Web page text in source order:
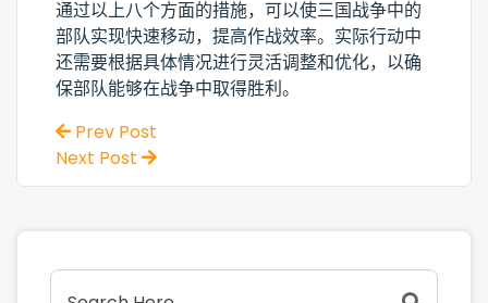
通过以上八个方面的措施，可以使三国战争中的
部队实现快速移动，提高作战效率。实际行动中
还需要根据具体情况进行灵活调整和优化，以确
保部队能够在战争中取得胜利。
Prev Post
Next Post